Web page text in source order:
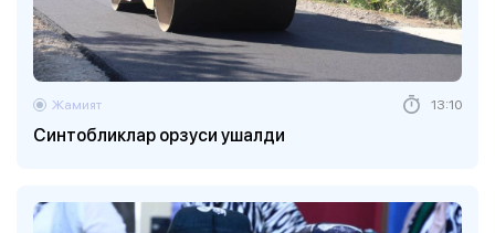
Синтобликлар орзуси ушалди
Жамият 13:10